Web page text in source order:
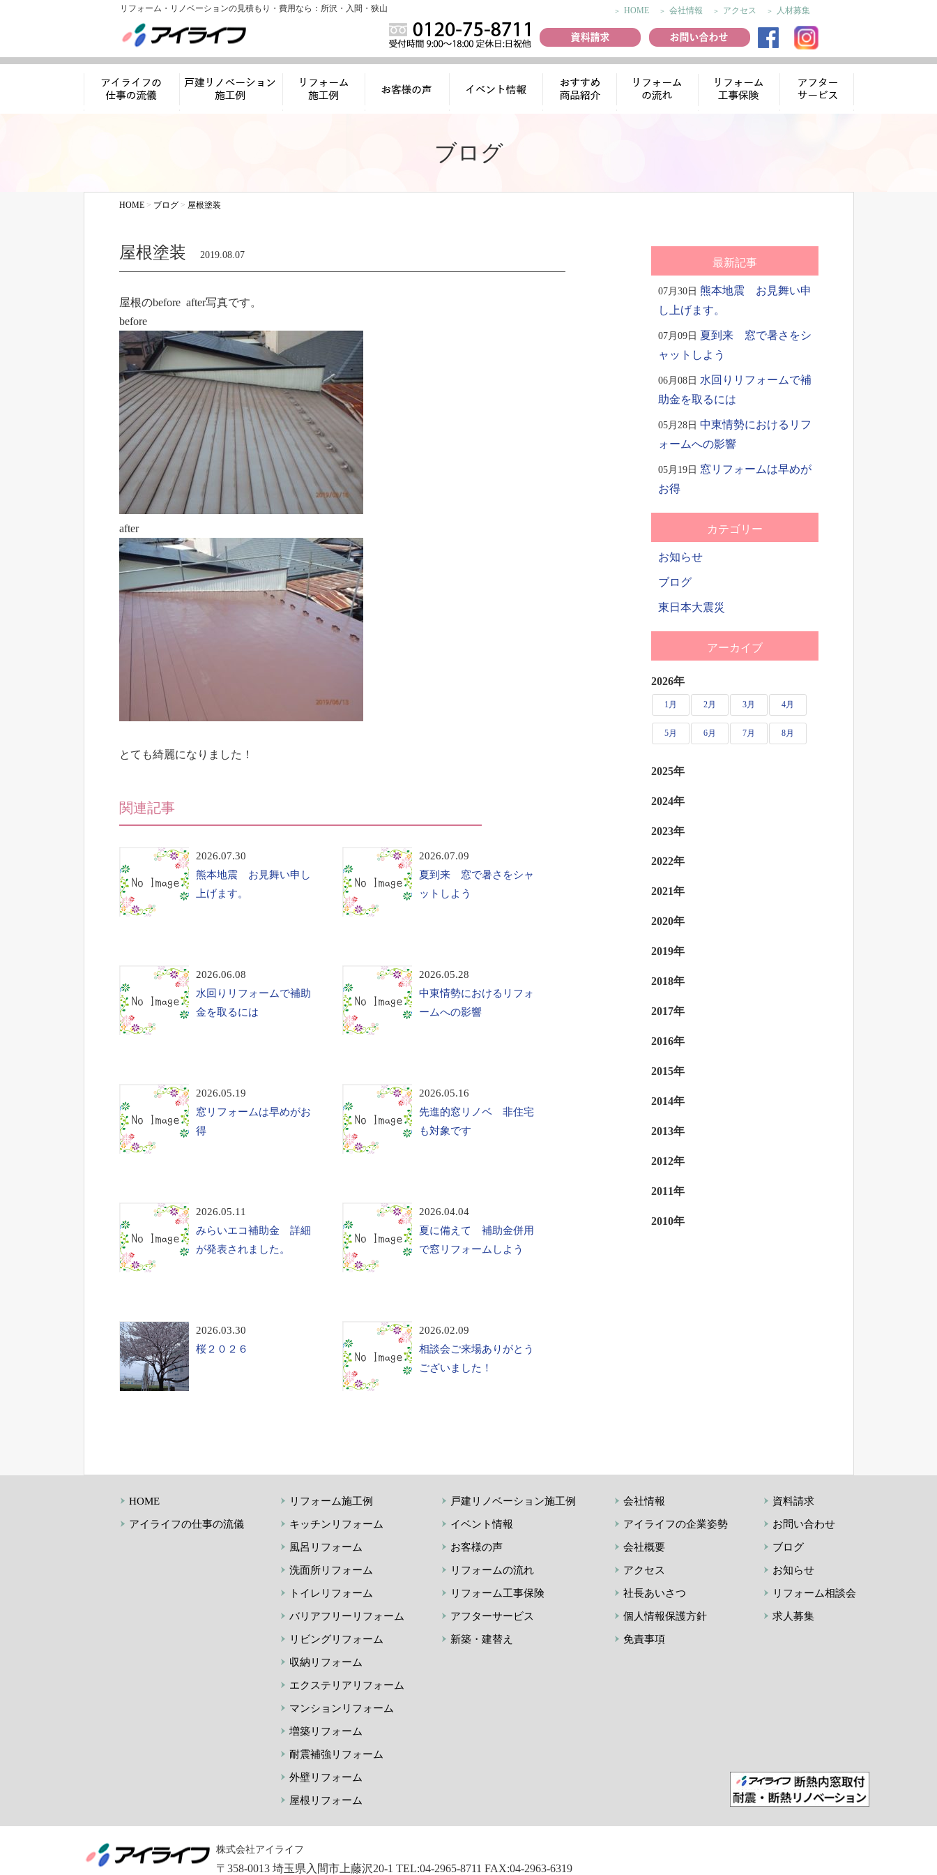
HOME 会社情報 アクセス 人材募集
リフォーム・リノベーションの見積もり・費用なら：所沢・入間・狭山
ブログ
HOME> ブログ> 屋根塗装
屋根塗装 2019.08.07
屋根のbefore after写真です。
before
after
とても綺麗になりました！
関連記事
2026.07.30
熊本地震 お見舞い申し
上げます。
2026.07.09
夏到来 窓で暑さをシャ
ットしよう
2026.06.08
水回りリフォームで補助
金を取るには
2026.05.28
中東情勢におけるリフォ
ームへの影響
2026.05.19
窓リフォームは早めがお
得
2026.05.16
先進的窓リノベ 非住宅
も対象です
2026.05.11
みらいエコ補助金 詳細
が発表されました。
2026.04.04
夏に備えて 補助金併用
で窓リフォームしよう
2026.03.30
桜２０２６
2026.02.09
相談会ご来場ありがとう
ございました！
最新記事
07月30日 熊本地震 お見舞い申
し上げます。
07月09日 夏到来 窓で暑さをシ
ャットしよう
06月08日 水回りリフォームで補
助金を取るには
05月28日 中東情勢におけるリフ
ォームへの影響
05月19日 窓リフォームは早めが
お得
カテゴリー
お知らせ
ブログ
東日本大震災
アーカイブ
2026年
1月 2月 3月 4月
5月 6月 7月 8月
2025年
2024年
2023年
2022年
2021年
2020年
2019年
2018年
2017年
2016年
2015年
2014年
2013年
2012年
2011年
2010年
HOME
アイライフの仕事の流儀
リフォーム施工例
キッチンリフォーム
風呂リフォーム
洗面所リフォーム
トイレリフォーム
バリアフリーリフォーム
リビングリフォーム
収納リフォーム
エクステリアリフォーム
マンションリフォーム
増築リフォーム
耐震補強リフォーム
外壁リフォーム
屋根リフォーム
戸建リノベーション施工例
イベント情報
お客様の声
リフォームの流れ
リフォーム工事保険
アフターサービス
新築・建替え
会社情報
アイライフの企業姿勢
会社概要
アクセス
社長あいさつ
個人情報保護方針
免責事項
資料請求
お問い合わせ
ブログ
お知らせ
リフォーム相談会
求人募集
株式会社アイライフ
〒358-0013 埼玉県入間市上藤沢20-1 TEL:04-2965-8711 FAX:04-2963-6319